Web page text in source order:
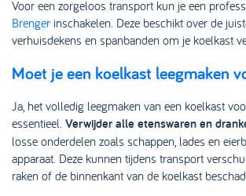
Voor een zorgeloos transport kun je een
Brenger inschakelen. Deze beschikt over de
verhuisdekens en spanbanden om je koelkast
Moet je een koelkast leegmaken
Ja, het volledig leegmaken van een koelkast
essentieel. Verwijder alle etenswaren en
losse onderdelen zoals schappen, lades en
apparaat. Deze kunnen tijdens transport
raken of de binnenkant van de koelkast